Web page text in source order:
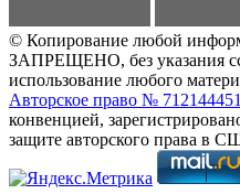
© Копирование любой
ЗАПРЕЩЕНО, без указания
использование любого
Авторское право № 712144451
конвенцией,
защите авторского права в